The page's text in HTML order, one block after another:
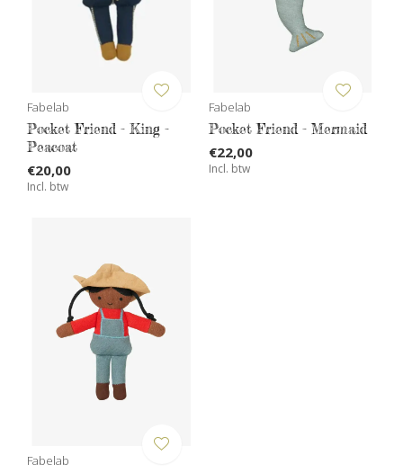
Fabelab
Pocket Friend - King -
Peacoat
€20,00
Incl. btw
Fabelab
Pocket Friend - Mermaid
€22,00
Incl. btw
Fabelab